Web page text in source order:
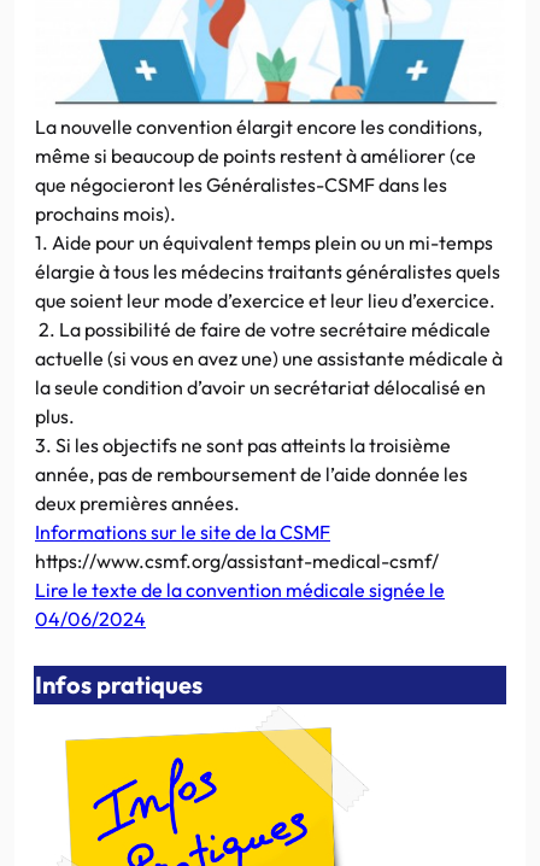
La nouvelle convention élargit encore les conditions,
même si beaucoup de points restent à améliorer (ce
que négocieront les Généralistes-CSMF dans les
prochains mois).
1. Aide pour un équivalent temps plein ou un mi-temps
élargie à tous les médecins traitants généralistes quels
que soient leur mode d’exercice et leur lieu d’exercice.
2. La possibilité de faire de votre secrétaire médicale
actuelle (si vous en avez une) une assistante médicale à
la seule condition d’avoir un secrétariat délocalisé en
plus.
3. Si les objectifs ne sont pas atteints la troisième
année, pas de remboursement de l’aide donnée les
deux premières années.
Informations sur le site de la CSMF
https://www.csmf.org/assistant-medical-csmf/
Lire le texte de la convention médicale signée le
04/06/2024
Infos pratiques